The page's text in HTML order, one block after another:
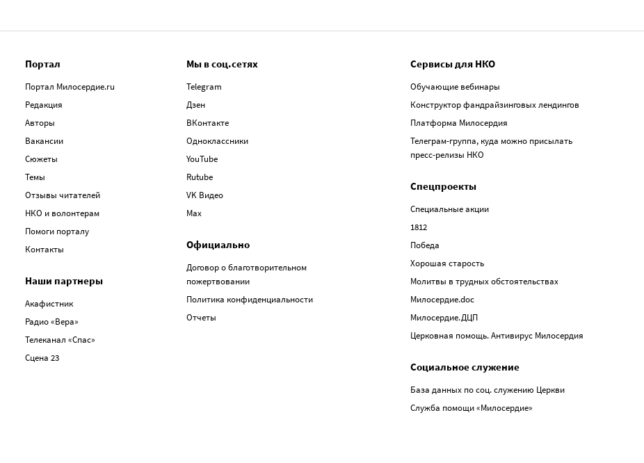
Портал
Портал Милосердие.ru
Редакция
Авторы
Вакансии
Сюжеты
Темы
Отзывы читателей
НКО и волонтерам
Помоги порталу
Контакты
Наши партнеры
Акафистник
Радио «Вера»
Телеканал «Спас»
Сцена 23
Мы в соц.сетях
Telegram
Дзен
ВКонтакте
Одноклассники
YouTube
Rutube
VK Видео
Max
Официально
Договор о благотворительном
пожертвовании
Политика конфиденциальности
Отчеты
Сервисы для НКО
Обучающие вебинары
Конструктор фандрайзинговых лендингов
Платформа Милосердия
Телеграм-группа, куда можно присылать
пресс-релизы НКО
Спецпроекты
Специальные акции
1812
Победа
Хорошая старость
Молитвы в трудных обстоятельствах
Милосердие.doc
Милосердие.ДЦП
Церковная помощь. Антивирус Милосердия
Социальное служение
База данных по соц. служению Церкви
Служба помощи «Милосердие»